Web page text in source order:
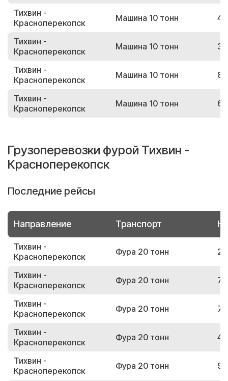
Тихвин -
Красноперекопск
Машина 10 тонн
Тихвин -
Красноперекопск
Машина 10 тонн
Тихвин -
Красноперекопск
Машина 10 тонн
Тихвин -
Красноперекопск
Машина 10 тонн
Грузоперевозки фурой Тихвин -
Красноперекопск
Последние рейсы
Направление Транспорт
Тихвин -
Красноперекопск
Фура 20 тонн
Тихвин -
Красноперекопск
Фура 20 тонн
Тихвин -
Красноперекопск
Фура 20 тонн
Тихвин -
Красноперекопск
Фура 20 тонн
Тихвин -
Красноперекопск
Фура 20 тонн